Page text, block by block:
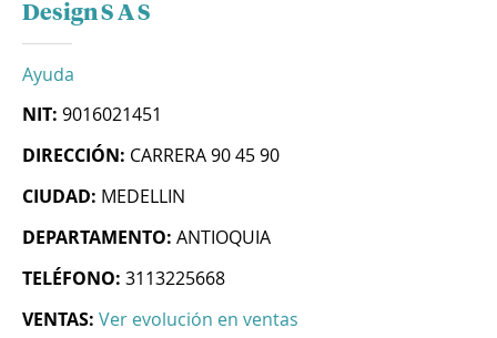
Design S A S
Ayuda
NIT: 9016021451
DIRECCIÓN: CARRERA 90 45 90
CIUDAD: MEDELLIN
DEPARTAMENTO: ANTIOQUIA
TELÉFONO: 3113225668
VENTAS: Ver evolución en ventas